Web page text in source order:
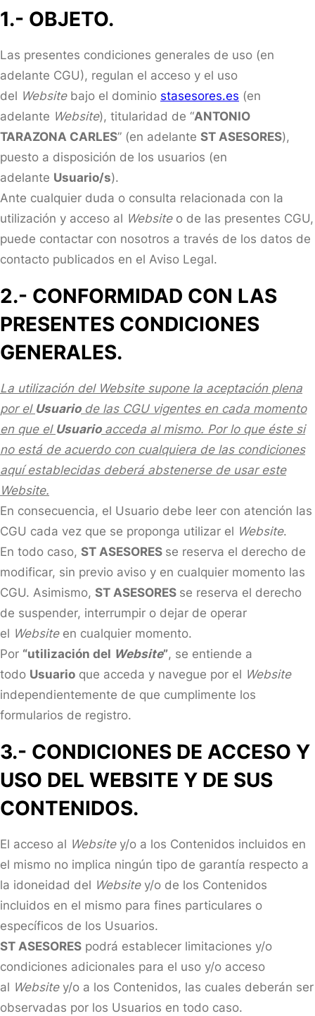
1.- OBJETO.
Las presentes condiciones generales de uso (en
adelante CGU), regulan el acceso y el uso
del Websitebajo el dominio stasesores.es (en
adelante Website), titularidad de “ANTONIO
TARAZONA CARLES” (en adelante ST ASESORES),
puesto a disposición de los usuarios (en
adelante Usuario/s).
Ante cualquier duda o consulta relacionada con la
utilización y acceso al Website o de las presentes CGU,
puede contactar con nosotros a través de los datos de
contacto publicados en el Aviso Legal.
2.- CONFORMIDAD CON LAS
PRESENTES CONDICIONES
GENERALES.
La utilización del Website supone la aceptación plena
por el Usuariode las CGU vigentes en cada momento
en que el Usuarioacceda al mismo. Por lo que éste si
no está de acuerdo con cualquiera de las condiciones
aquí establecidas deberá abstenerse de usar este
Website.
En consecuencia, el Usuario debe leer con atención las
CGU cada vez que se proponga utilizar el Website.
En todo caso, ST ASESORES se reserva el derecho de
modificar, sin previo aviso y en cualquier momento las
CGU. Asimismo, ST ASESORES se reserva el derecho
de suspender, interrumpir o dejar de operar
el Websiteen cualquier momento.
Por “utilización del Website”, se entiende a
todo Usuario que acceda y navegue por el Website
independientemente de que cumplimente los
formularios de registro.
3.- CONDICIONES DE ACCESO Y
USO DEL WEBSITE Y DE SUS
CONTENIDOS.
El acceso al Websitey/o a los Contenidos incluidos en
el mismo no implica ningún tipo de garantía respecto a
la idoneidad del Websitey/o de los Contenidos
incluidos en el mismo para fines particulares o
específicos de los Usuarios.
ST ASESORES podrá establecer limitaciones y/o
condiciones adicionales para el uso y/o acceso
al Websitey/o a los Contenidos, las cuales deberán ser
observadas por los Usuarios en todo caso.